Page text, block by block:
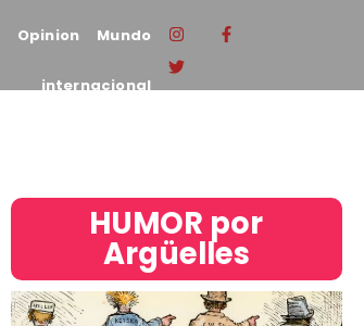
Opinion Mundo
internacional
HUMOR por
Argüelles​